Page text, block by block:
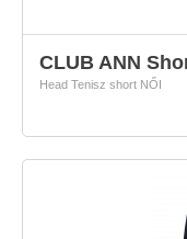
CLUB ANN
Head Tenisz short NŐI